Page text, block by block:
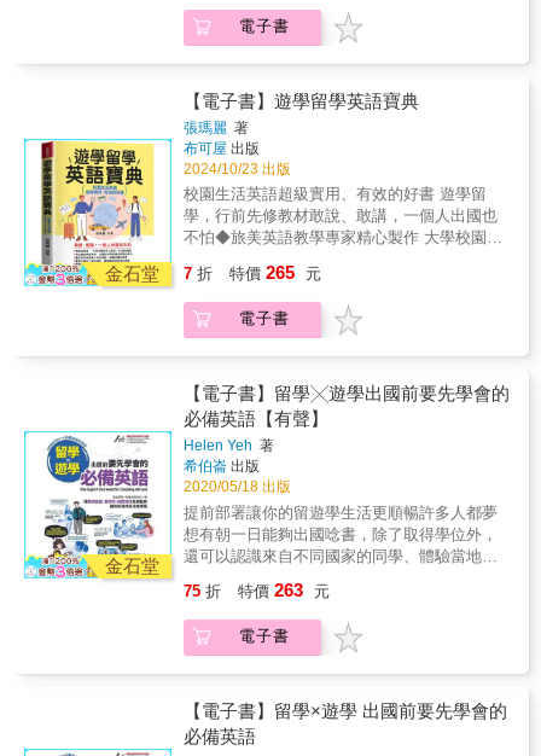
西雅圖大雨裡，一邊遛狗、一邊懷疑人生，到
如今幫助無數學生申請上美國名校、找到人生
好、曾經懷疑自己、曾經在異鄉孤單到想放
棄，但Kelly始終相信：「只要願意跨出去，人
生就有重新開始的可能。」在臺灣，我們總以
為「會讀書的人」才有未來；但到了美國，
Kelly才第一次發現，原來學習不只有考試，原
來一個曾經被貼上「不會讀書」標籤的人，也
能在不同的教育環境裡，重新找到自己的價
值。她曾因為英文不夠好，在ESL課程裡被當
掉；曾經白天在華盛頓大學上班、晚上兼差遛
狗大便中，一邊哭、一邊重新把眼鏡擦乾戴回
去。也正是那一刻，她突然明白：「我不想把
自己的人生活成這個樣子。」於是，她開始創
業。沒有資金、沒有人脈、沒有背景，從架網
站、拍影片、跑校園、拜訪家長開始，一步一
步成立了「西雅圖留學中心」。因為曾經沒有
人帶、沒有人幫，所以她選擇成為那個願意接
住別人的人。★不只是留學經驗談，更是一段
從自我懷疑到重新相信自己的真實人生故事。
書中以第一人稱敘事方式，完整記錄Kelly從臺
灣到美國的成長歷程，包括留學初期的文化衝
擊、語言挫敗、家庭壓力、婚姻低谷與創業掙
位留學生最赤裸的人生現場。★首度公開美國
留學最真實的一面，不只談夢想，更談焦慮、
孤單與現實。不同於一般強調成功與光鮮亮麗
壓力、打工生活，以及「到底能不能留下來」
的不安與拉扯。★收錄多位真實學生案例，看
見不同孩子如何在異地重新翻轉人生。書中分
電子書
金石堂
【電子書】遊學留學英語寶典
張瑪麗 著
布可屋 出版
2024/10/23 出版
校園生活英語超級實用、有效的好書 遊學留
學，行前先修教材敢說、敢講，一個人出國也
不怕◆旅美英語教學專家精心製作 大學校園生
美國大學生天天掛在嘴邊的話◆本書適合多方
位的英語學習者 讓年輕學子們，可以跟美國同
步 說美國年輕人天天說的話【全方位英語學習
出國，就可以學好一口道地的美語◆想出國留
學或遊學者，出國前，可以先熟悉道地美語的
說法， 避免出國後「有聽沒有懂」的窘境；◆
還有想要了解，現在美國年輕一輩，到底在說
什麼的人，您們會發現，這是一本超級實用、
有效的好書！【本書特色】◆將年輕有活力的
美式文化活，生生的呈現出來，讓您不但可以
學會一口道地的純美語。◆更可以破除文化上
的隔閡， 清清楚楚的瞭解美國年輕人到底在說
什麼。◆瞭解他們的生活形態，熟悉他們年齡
【內容重點】◆讓您熟悉美國青少年的用語。
獨家報導美國校園新鮮事：看美式學校上課的
情形、聽美國老師愛問的問題、瞭解美國學生
美國少年人暢言七情六慾： 不論是快樂、悲
傷、出糗、興奮、生氣、驚喜、緊張、無聊等
7 折 特價 265 元
電子書
金石堂
【電子書】留學╳遊學出國前要先學會的
必備英語【有聲】
Helen Yeh 著
希伯崙 出版
2020/05/18 出版
提前部署讓你的留遊學生活更順暢許多人都夢
想有朝一日能夠出國唸書，除了取得學位外，
還可以認識來自不同國家的同學、體驗當地的
克服語言障礙外，對於新的環境、不同的文化
價值觀、甚至連吃、住、交通等再普通不過的
事都可能讓你的海外求學生活不如想像中的美
楚的了解，必能減少生活中的各種衝擊，而本
書就是針對這樣的需求為你量身打造。本書涵
蓋四大主題，首先是「抵達和安頓」，介紹從
75 折 特價 263 元
電子書
【電子書】留學×遊學 出國前要先學會的
必備英語